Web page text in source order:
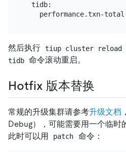
  tidb:
然后执行 tiup cluster reload
tidb 命令滚动重启。
Hotfix 版本替换
常规的升级集群请参考升级文档
Debug），可能需要用一个临时
此时可以用
patch 命令：